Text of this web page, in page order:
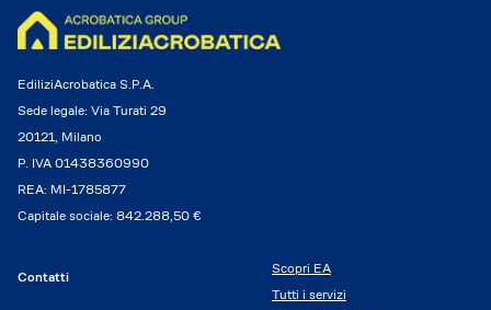
EdiliziAcrobatica S.P.A.
Sede legale: Via Turati 29
20121, Milano
P. IVA 01438360990
REA: MI-1785877
Capitale sociale: 842.288,50 €
Contatti
Scopri EA
Tutti i servizi